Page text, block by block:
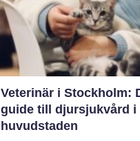
Veterinär i Stockholm:
guide till djursjukvård i
huvudstaden